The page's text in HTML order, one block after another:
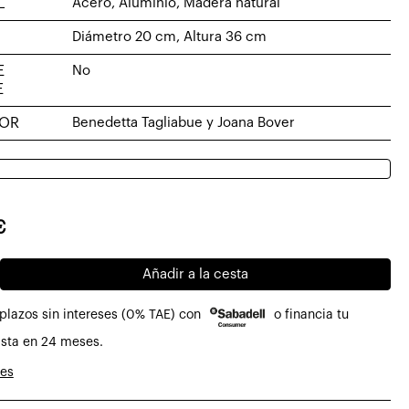
Acero, Aluminio, Madera natural
Diámetro 20 cm, Altura 36 cm
No
Benedetta Tagliabue y Joana Bover
Añadir a la cesta
sin intereses (0% TAE) con o financia tu
en 24 meses.